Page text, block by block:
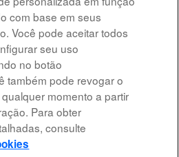
Resultados
legal
de dados
com base em seus
Você pode aceitar todos
seu uso
no botão
também pode revogar o
momento a partir
Para obter
consulte